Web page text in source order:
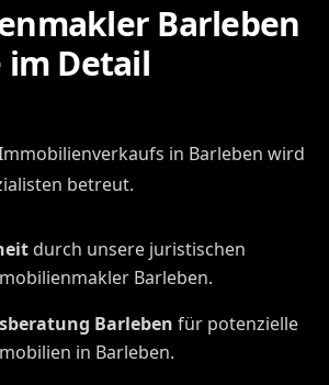
Barleben
im Detail
in Barleben wird
betreut.
durch unsere juristischen
Barleben.
Barleben für potenzielle
in Barleben.